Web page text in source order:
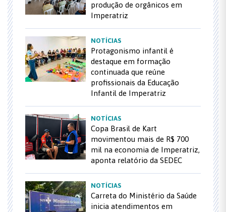
produção de orgânicos em
Imperatriz
NOTÍCIAS
Protagonismo infantil é
destaque em formação
continuada que reúne
profissionais da Educação
Infantil de Imperatriz
NOTÍCIAS
Copa Brasil de Kart
movimentou mais de R$ 700
mil na economia de Imperatriz,
aponta relatório da SEDEC
NOTÍCIAS
Carreta do Ministério da Saúde
inicia atendimentos em